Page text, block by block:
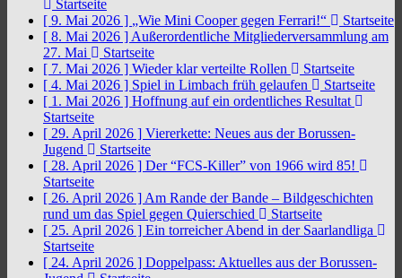
Startseite
[ 9. Mai 2026 ] „Wie Mini Cooper gegen Ferrari!“
Startseite
[ 8. Mai 2026 ] Außerordentliche Mitgliederversammlung am
27. Mai
Startseite
[ 7. Mai 2026 ] Wieder klar verteilte Rollen
Startseite
[ 4. Mai 2026 ] Spiel in Limbach früh gelaufen
Startseite
[ 1. Mai 2026 ] Hoffnung auf ein ordentliches Resultat
Startseite
[ 29. April 2026 ] Viererkette: Neues aus der Borussen-
Jugend
Startseite
[ 28. April 2026 ] Der “FCS-Killer” von 1966 wird 85!
Startseite
[ 26. April 2026 ] Am Rande der Bande – Bildgeschichten
rund um das Spiel gegen Quierschied
Startseite
[ 25. April 2026 ] Ein torreicher Abend in der Saarlandliga
Startseite
[ 24. April 2026 ] Doppelpass: Aktuelles aus der Borussen-